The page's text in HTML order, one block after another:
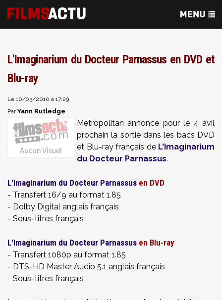
L'Imaginarium du Docteur Parnassus en DVD et
Blu-ray
Le 10/03/2010 à 17:29
ParYann Rutledge
Metropolitan annonce pour le 4 avil
prochain la sortie dans les bacs DVD
et Blu-ray français de L'Imaginarium
du Docteur Parnassus.
L'Imaginarium du Docteur Parnassus en DVD
- Transfert 16/9 au format 1.85
- Dolby Digital anglais français
- Sous-titres français
L'Imaginarium du Docteur Parnassus en Blu-ray
- Transfert 1080p au format 1.85
- DTS-HD Master Audio 5.1 anglais français
- Sous-titres français